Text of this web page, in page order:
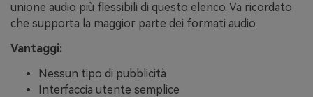
unione audio più flessibili di questo elenco. Va ricordato
che supporta la maggior parte dei formati audio.
Vantaggi:
Nessun tipo di pubblicità
Interfaccia utente semplice